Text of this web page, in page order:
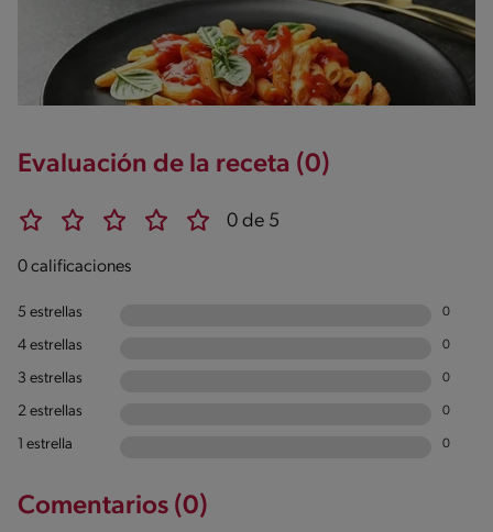
Evaluación de la receta (0)
0 de 5
0 calificaciones
5 estrellas 0
4 estrellas 0
3 estrellas 0
2 estrellas 0
1 estrella 0
Comentarios (0)